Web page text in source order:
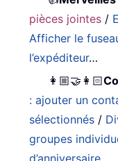
pièces jointes /
Afficher le
l’expéditeur…
👩🏼‍🤝‍👩🏻
: ajouter un
sélectionnés /
groupes